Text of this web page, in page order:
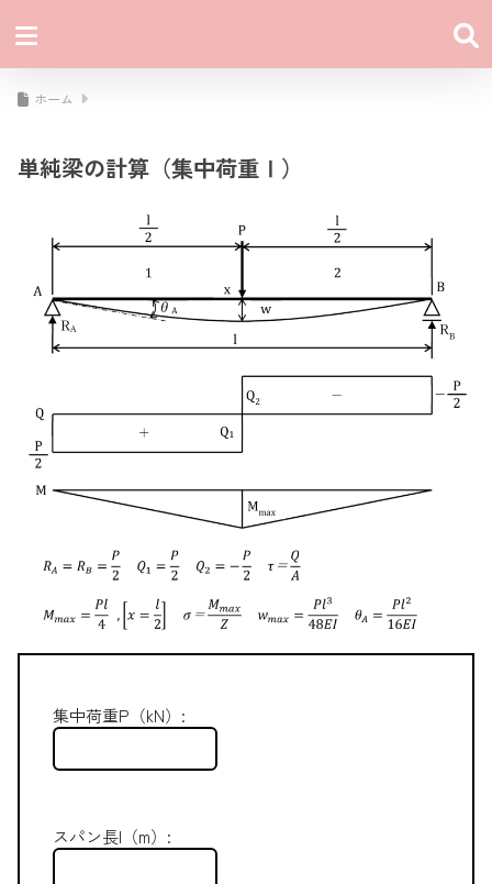
ホーム
単純梁の計算（集中荷重Ⅰ）
集中荷重P（kN）:
スパン長l（m）: